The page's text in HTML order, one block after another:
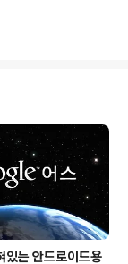
있는 안드로이드용